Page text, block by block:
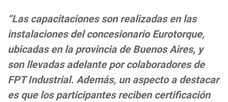
“Las capacitaciones son realizadas en las
instalaciones del concesionario Eurotorque,
ubicadas en la provincia de Buenos Aires, y
son llevadas adelante por colaboradores de
FPT Industrial. Además, un aspecto a destacar
es que los participantes reciben certificación